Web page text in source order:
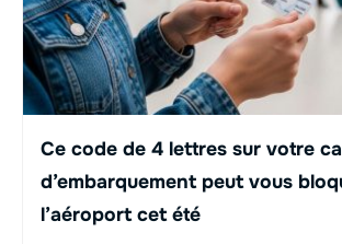
Ce code de 4 lettres sur votre
d’embarquement peut vous
l’aéroport cet été